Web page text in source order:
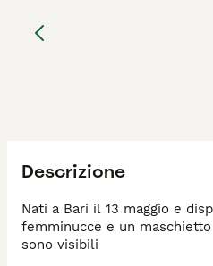
12 settimane
Descrizione
Nati a Bari il 13 maggio e
femminucce e un